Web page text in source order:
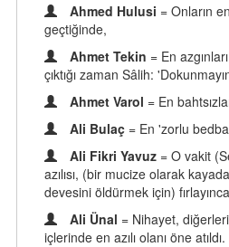
Ahmed Hulusi = Onların
geçtiğinde,
Ahmet Tekin = En
çıktığı zaman Sâlih:
Ahmet Varol = En
Ali Bulaç = En 'zorlu
Ali Fikri Yavuz = O vakit
azılısı, (bir mucize olarak
devesini öldürmek için)
Ali Ünal = Nihayet,
içlerinde en azılı olanı öne atıldı.